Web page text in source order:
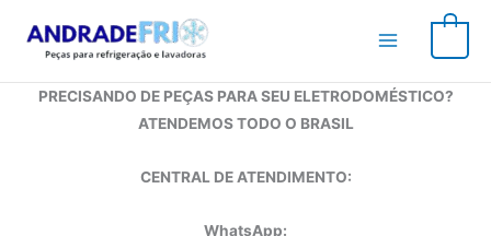
para
conteúdo
PRECISANDO DE PEÇAS PARA SEU ELETRODOMÉSTICO?
ATENDEMOS TODO O BRASIL
CENTRAL DE ATENDIMENTO:
WhatsApp: